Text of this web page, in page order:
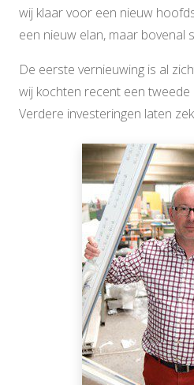
wij klaar voor een nieuw
een nieuw elan, maar bovenal
De eerste vernieuwing is al
wij kochten recent een tweede
Verdere investeringen laten